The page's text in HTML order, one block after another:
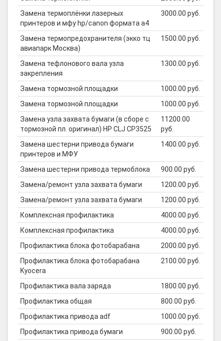
Замена термоплёнки лазерных
принтеров и мфу hp/canon формата а4
3000.00 руб.
Замена термопредохранителя (экко тц
авиапарк Москва)
1500.00 руб.
Замена тефлонового вала узла
закрепления
1300.00 руб.
Замена тормозной площадки
1000.00 руб.
Замена тормозной площадки
1000.00 руб.
Замена узла захвата бумаги (в сборе с
тормозной пл. оригинал) HP CLJ CP3525
11200.00
руб.
Замена шестерни привода бумаги
принтеров и МФУ
1400.00 руб.
Замена шестерни привода термоблока
900.00 руб.
Замена/ремонт узла захвата бумаги
1200.00 руб.
Замена/ремонт узла захвата бумаги
1200.00 руб.
Комплексная профилактика
4000.00 руб.
Комплексная профилактика
4000.00 руб.
Профилактика блока фотобарабана
2000.00 руб.
Профилактика блока фотобарабана
Kyocera
2100.00 руб.
Профилактика вала заряда
1800.00 руб.
Профилактика общая
800.00 руб.
Профилактика привода adf
1000.00 руб.
Профилактика привода бумаги
900.00 руб.